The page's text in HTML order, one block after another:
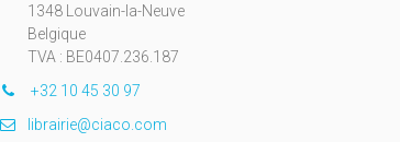
1348 Louvain-la-Neuve
Belgique
TVA : BE0407.236.187
+32 10 45 30 97
librairie@ciaco.com